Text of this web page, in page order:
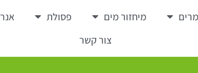
מיחזור מים פסולת
צור קשר